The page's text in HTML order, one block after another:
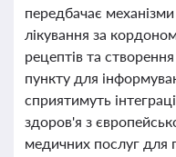
передбачає
лікування за
рецептів та
пункту для
сприятимуть
здоров'я з
медичних послуг для